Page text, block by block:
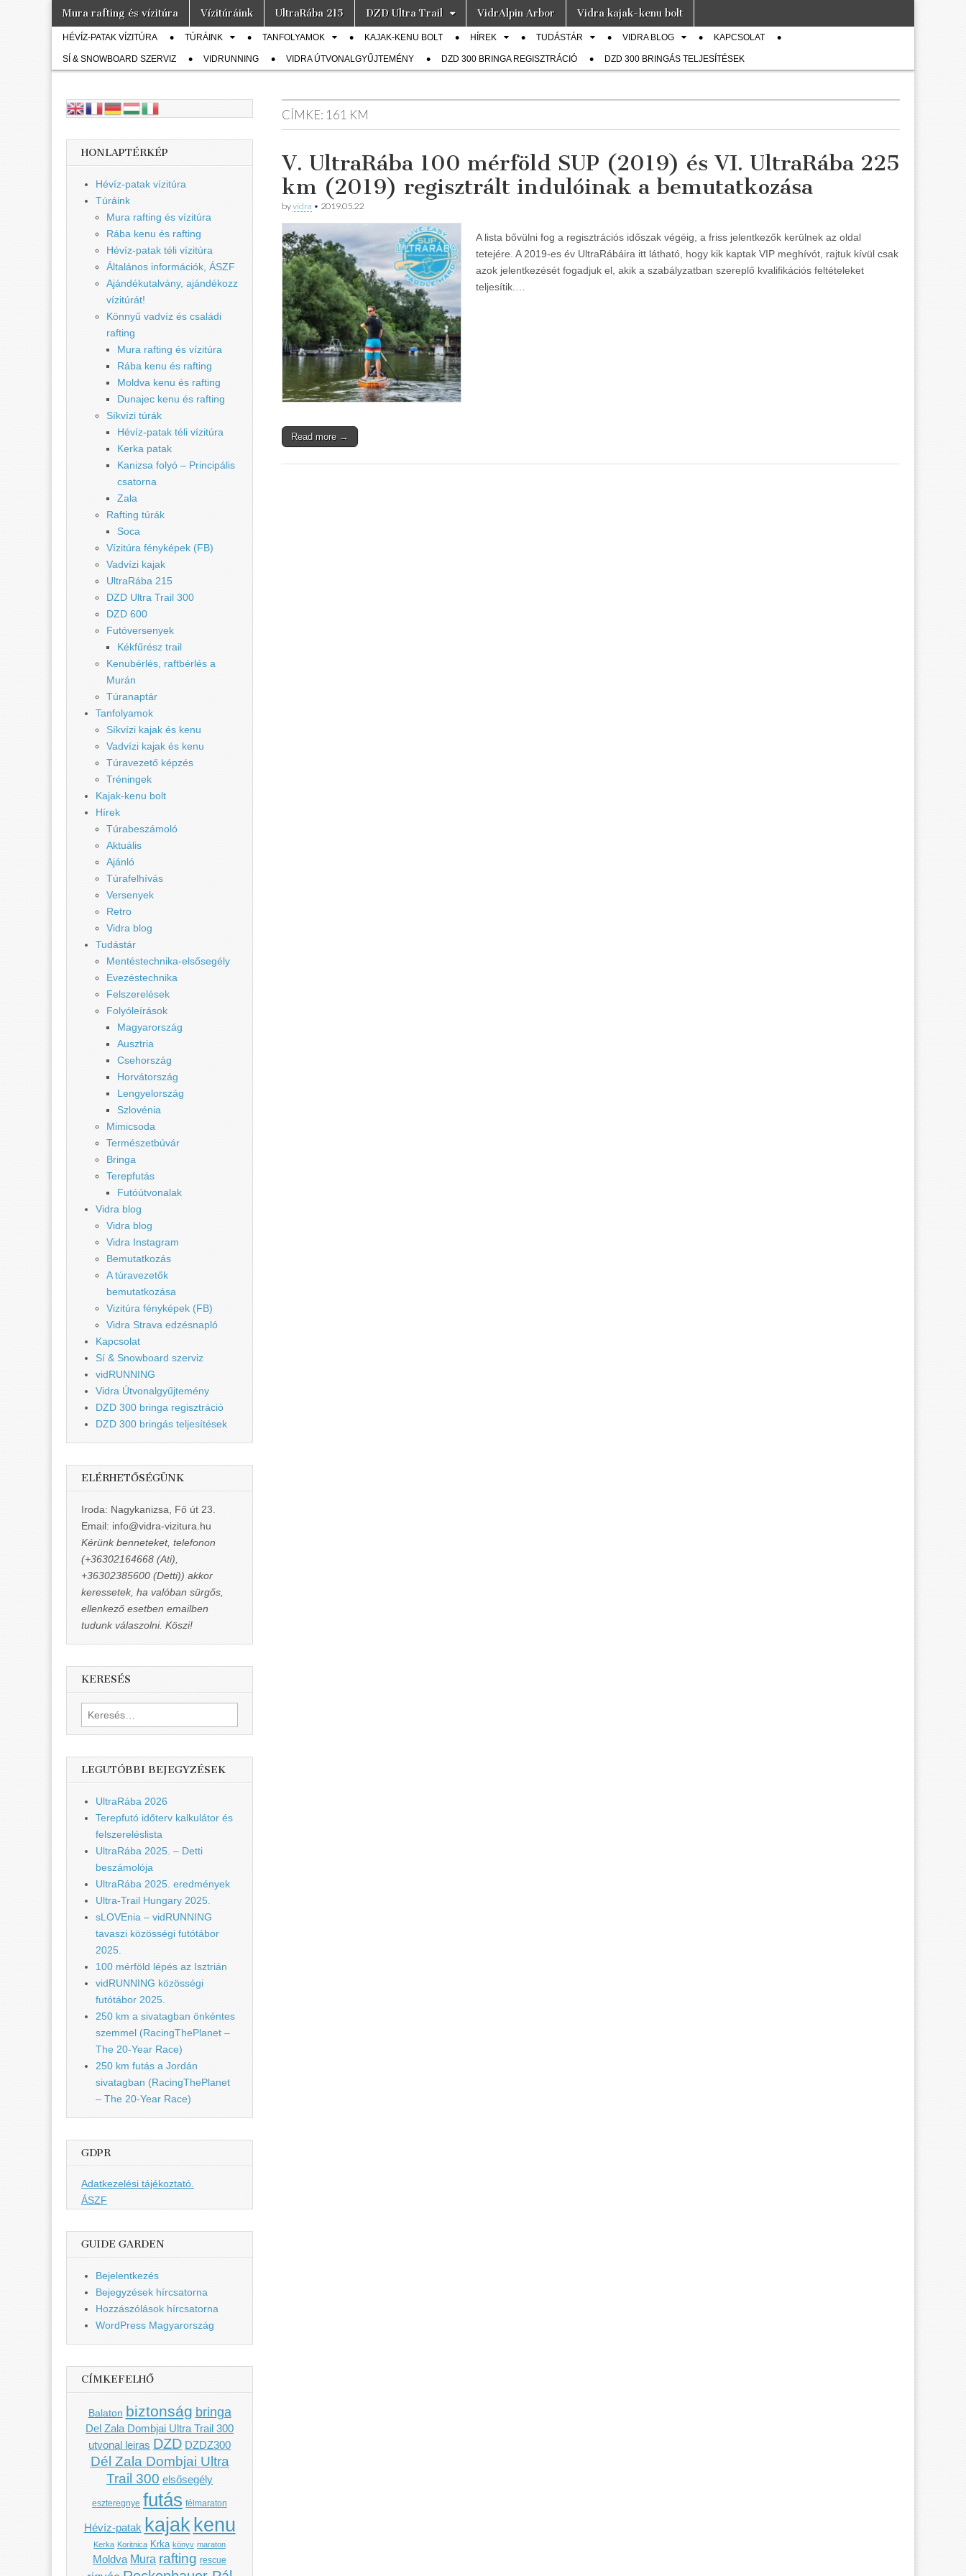
Vidra
Vízitúra
… vízitúra
szervezés,
vadvíz,
kajakoktatás,
kajak-kenu
vidraságok…
Main
menu
Skip
content
Mura rafting és vízitúra Vízitúráink UltraRába 215 DZD Ultra Trail VidrAlpin Arbor Vidra kajak-kenu bolt
Sub
menu
HÉVÍZ-PATAK VÍZITÚRA TÚRÁINK TANFOLYAMOK KAJAK-KENU BOLT HÍREK TUDÁSTÁR VIDRA BLOG KAPCSOLAT
SÍ & SNOWBOARD SZERVIZ VIDRUNNING VIDRA ÚTVONALGYŰJTEMÉNY DZD 300 BRINGA REGISZTRÁCIÓ DZD 300 BRINGÁS TELJESÍTÉSEK
CÍMKE: 161 KM
V. UltraRába 100 mérföld SUP (2019) és VI. UltraRába 225
km (2019) regisztrált indulóinak a bemutatkozása
byvidra • 2019.05.22
A lista bővülni fog a regisztrációs időszak végéig, a friss jelentkezők kerülnek az oldal
tetejére. A 2019-es év UltraRábáira itt látható, hogy kik kaptak VIP meghívót, rajtuk kívül csak
azok jelentkezését fogadjuk el, akik a szabályzatban szereplő kvalifikációs feltételeket
teljesítik.…
Read more →
HONLAPTÉRKÉP
Hévíz-patak vízitúra
Túráink
Mura rafting és vízitúra
Rába kenu és rafting
Hévíz-patak téli vízitúra
Általános információk, ÁSZF
Ajándékutalvány, ajándékozz
vízitúrát!
Könnyű vadvíz és családi
rafting
Mura rafting és vízitúra
Rába kenu és rafting
Moldva kenu és rafting
Dunajec kenu és rafting
Síkvízi túrák
Hévíz-patak téli vízitúra
Kerka patak
Kanizsa folyó – Principális
csatorna
Zala
Rafting túrák
Soca
Vízitúra fényképek (FB)
Vadvízi kajak
UltraRába 215
DZD Ultra Trail 300
DZD 600
Futóversenyek
Kékfűrész trail
Kenubérlés, raftbérlés a
Murán
Túranaptár
Tanfolyamok
Síkvízi kajak és kenu
Vadvízi kajak és kenu
Túravezető képzés
Tréningek
Kajak-kenu bolt
Hírek
Túrabeszámoló
Aktuális
Ajánló
Túrafelhívás
Versenyek
Retro
Vidra blog
Tudástár
Mentéstechnika-elsősegély
Evezéstechnika
Felszerelések
Folyóleírások
Magyarország
Ausztria
Csehország
Horvátország
Lengyelország
Szlovénia
Mimicsoda
Természetbúvár
Bringa
Terepfutás
Futóútvonalak
Vidra blog
Vidra blog
Vidra Instagram
Bemutatkozás
A túravezetők
bemutatkozása
Vizitúra fényképek (FB)
Vidra Strava edzésnapló
Kapcsolat
Sí & Snowboard szerviz
vidRUNNING
Vidra Útvonalgyűjtemény
DZD 300 bringa regisztráció
DZD 300 bringás teljesítések
ELÉRHETŐSÉGÜNK
Iroda: Nagykanizsa, Fő út 23.
Email: info@vidra-vizitura.hu
Kérünk benneteket, telefonon
(+36302164668 (Ati),
+36302385600 (Detti)) akkor
keressetek, ha valóban sürgős,
ellenkező esetben emailben
tudunk válaszolni. Köszi!
KERESÉS
Keresés:
LEGUTÓBBI BEJEGYZÉSEK
UltraRába 2026
Terepfutó időterv kalkulátor és
felszereléslista
UltraRába 2025. – Detti
beszámolója
UltraRába 2025. eredmények
Ultra-Trail Hungary 2025.
sLOVEnia – vidRUNNING
tavaszi közösségi futótábor
2025.
100 mérföld lépés az Isztrián
vidRUNNING közösségi
futótábor 2025.
250 km a sivatagban önkéntes
szemmel (RacingThePlanet –
The 20-Year Race)
250 km futás a Jordán
sivatagban (RacingThePlanet
– The 20-Year Race)
GDPR
Adatkezelési tájékoztató.
ÁSZF
GUIDE GARDEN
Bejelentkezés
Bejegyzések hírcsatorna
Hozzászólások hírcsatorna
WordPress Magyarország
CÍMKEFELHŐ
Balaton biztonság bringa
Del Zala Dombjai Ultra Trail 300
utvonal leiras DZD DZDZ300
Dél Zala Dombjai Ultra
Trail 300 elsősegély
eszteregnye futás félmaraton
Hévíz-patak kajakkenu
Kerka Koritnica Krka könyv maraton
Moldva Mura rafting rescue